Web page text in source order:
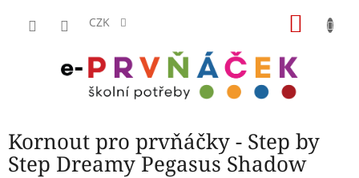
CZK
Kornout pro prvňáčky - Step by
Step Dreamy Pegasus Shadow